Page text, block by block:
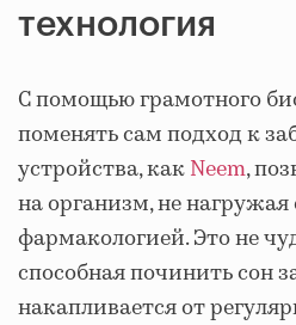
технология
С помощью грамотного
поменять сам подход к
устройства, какNeem,
на организм, не
фармакологией. Это не
способная починить сон
накапливается от